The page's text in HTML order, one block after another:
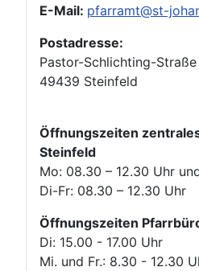
E-Mail: pfarramt@st-
Postadresse:
Pastor-Schlichting-
49439 Steinfeld
Öffnungszeiten
Steinfeld
Mo: 08.30 – 12.30 Uhr
Di-Fr: 08.30 – 12.30 Uhr
Öffnungszeiten
Di: 15.00 - 17.00 Uhr
Mi. und Fr.: 8.30 - 12.30